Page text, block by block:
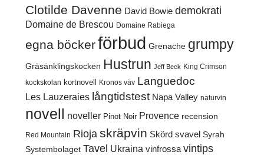
Clotilde Davenne David Bowie demokrati
Domaine de Brescou Domaine Rabiega
egna böckerförbud Grenache grumpy
Gräsänklingskocken Hustrun Jeff Beck King Crimson
kockskolan kortnovell Kronos väv Languedoc
Les Lauzeraies långtidstest Napa Valley naturvin
novell noveller Pinot Noir Provence recension
Red Mountain Rioja skräpvin Skörd svavel Syrah
Systembolaget Tavel Ukraina vinfrossa vintips